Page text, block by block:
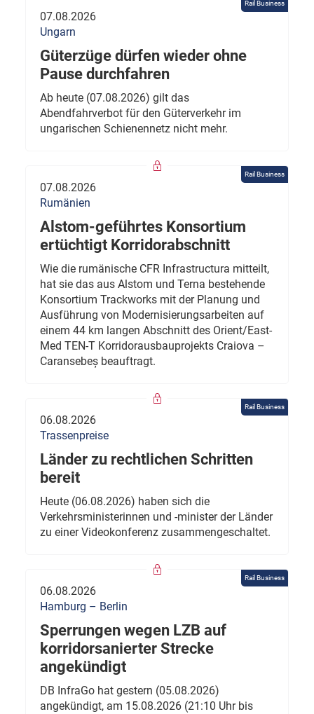
Rail Business
07.08.2026
Ungarn
Güterzüge dürfen wieder ohne
Pause durchfahren
Ab heute (07.08.2026) gilt das
Abendfahrverbot für den Güterverkehr im
ungarischen Schienennetz nicht mehr.
Rail Business
07.08.2026
Rumänien
Alstom-geführtes Konsortium
ertüchtigt Korridorabschnitt
Wie die rumänische CFR Infrastructura mitteilt,
hat sie das aus Alstom und Terna bestehende
Konsortium Trackworks mit der Planung und
Ausführung von Modernisierungsarbeiten auf
einem 44 km langen Abschnitt des Orient/East-
Med TEN-T Korridorausbauprojekts Craiova –
Caransebeș beauftragt.
Rail Business
06.08.2026
Trassenpreise
Länder zu rechtlichen Schritten
bereit
Heute (06.08.2026) haben sich die
Verkehrsministerinnen und -minister der Länder
zu einer Videokonferenz zusammengeschaltet.
Rail Business
06.08.2026
Hamburg – Berlin
Sperrungen wegen LZB auf
korridorsanierter Strecke
angekündigt
DB InfraGo hat gestern (05.08.2026)
angekündigt, am 15.08.2026 (21:10 Uhr bis